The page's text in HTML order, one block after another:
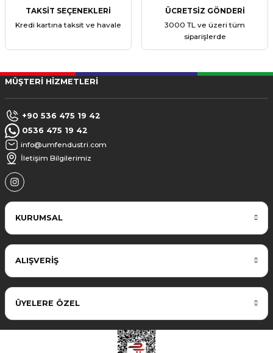
TAKSİT SEÇENEKLERİ
Kredi kartına taksit ve havale
ÜCRETSİZ GÖNDERİ
3000 TL ve üzeri tüm
siparişlerde
MÜŞTERİ HİZMETLERİ
+90 536 475 19 42
0536 475 19 42
info@umfendustri.com
İletişim Bilgilerimiz
KURUMSAL
ALIŞVERİŞ
ÜYELERE ÖZEL